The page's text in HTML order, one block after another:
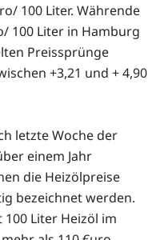
100 Liter. Währende
100 Liter in Hamburg
Preissprünge
+3,21 und + 4,90
letzte Woche der
einem Jahr
die Heizölpreise
bezeichnet werden.
Liter Heizöl im